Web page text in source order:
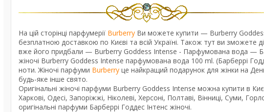
На цій сторінці парфумерії Burberry Ви можете купити — Burberry
безплатною доставкою по Києві та всій Україні. Також тут ви зможете
вже його придбали — Burberry Goddess Intense - Парфумована вода —
жіночі Burberry Goddess Intense парфумована вода 100 ml. (Барберрі
ноти. Жіночі парфуми Burberry це найкращий подарунок для жінки на
будь-яке інше свято.
Оригінальні жіночі парфуми Burberry Goddess Intense можна купити в
Харкові, Одесі, Запоріжжі, Ніколеві, Херсоні, Полтаві, Вінниці, Суми,
оригінальні парфуми Барберрі Годдес Інтенс жіночі.